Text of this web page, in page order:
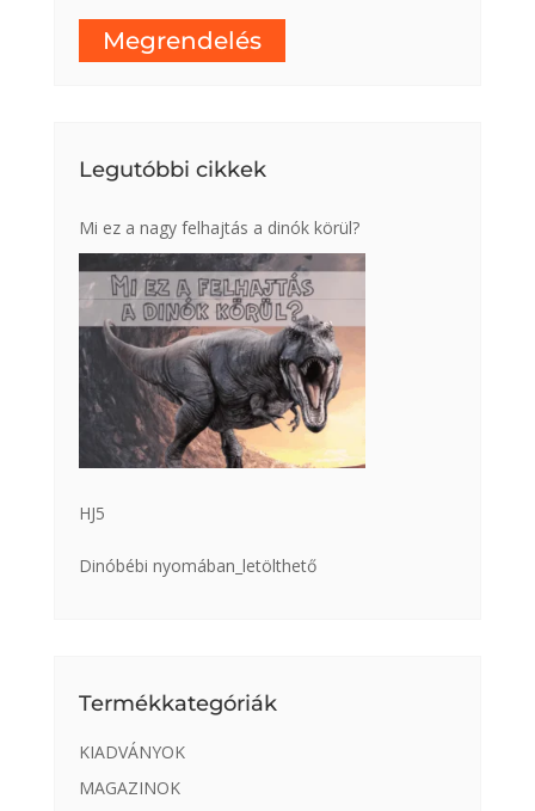
Megrendelés
Legutóbbi cikkek
Mi ez a nagy felhajtás a dinók körül?
HJ5
Dinóbébi nyomában_letölthető
Termékkategóriák
KIADVÁNYOK
MAGAZINOK